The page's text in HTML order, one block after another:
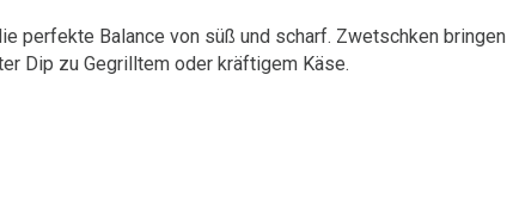
perfekte Balance von süß und scharf. Zwetschken bringen
Dip zu Gegrilltem oder kräftigem Käse.